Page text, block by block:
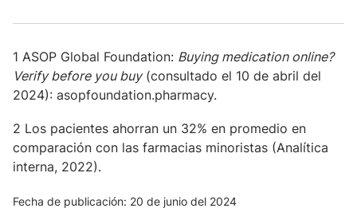
1 ASOP Global Foundation: Buying medication online?
Verify before you buy(consultado el 10 de abril del
2024): asopfoundation.pharmacy.
2 Los pacientes ahorran un 32% en promedio en
comparación con las farmacias minoristas (Analítica
interna, 2022).
Fecha de publicación: 20 de junio del 2024